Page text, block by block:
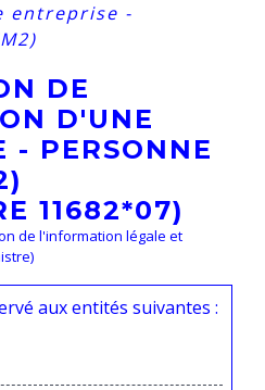
entreprise -
DE
D'UNE
- PERSONNE
11682*07)
de l'information légale et
aux entités suivantes :